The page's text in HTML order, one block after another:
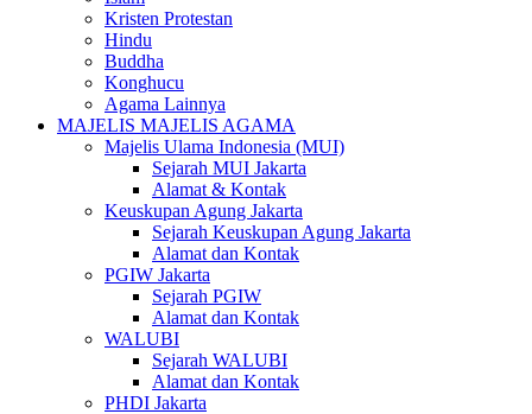
Kristen Protestan
Hindu
Buddha
Konghucu
Agama Lainnya
MAJELIS MAJELIS AGAMA
Majelis Ulama Indonesia (MUI)
Sejarah MUI Jakarta
Alamat & Kontak
Keuskupan Agung Jakarta
Sejarah Keuskupan Agung Jakarta
Alamat dan Kontak
PGIW Jakarta
Sejarah PGIW
Alamat dan Kontak
WALUBI
Sejarah WALUBI
Alamat dan Kontak
PHDI Jakarta